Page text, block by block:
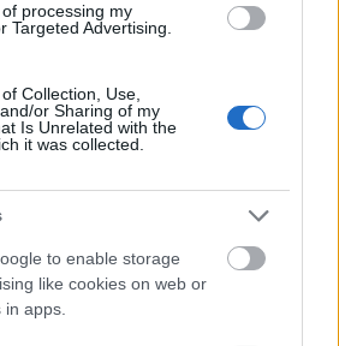
processing my
Targeted Advertising.
Collection, Use,
or Sharing of my
Is Unrelated with the
it was collected.
to enable storage
like cookies on web or
apps.
tervezte. Közben persze eltelt jó egy
írta 1972-ben a Magyar Építőművészetben:
kellett mai önmagammal formálnom
belső törvényeinek és az én változott
meg." Az illeszkedés itt tehát nem
volt kötelező, de az előző évek
számú ház mellett a Szentháromság
a BEHRAM eszpresszó, benne